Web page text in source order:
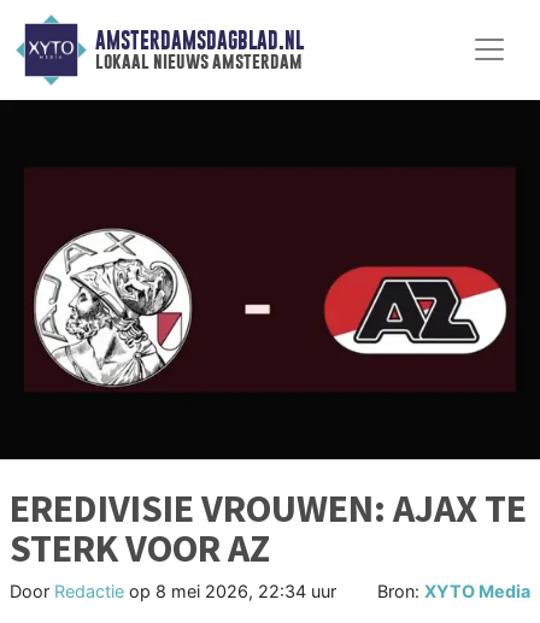
AMSTERDAMSDAGBLAD.NL
lokaal nieuws amsterdam
EREDIVISIE VROUWEN: AJAX TE
STERK VOOR AZ
Door Redactie op 8 mei 2026, 22:34 uur Bron: XYTO Media